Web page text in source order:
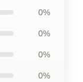
0%
0%
0%
0%